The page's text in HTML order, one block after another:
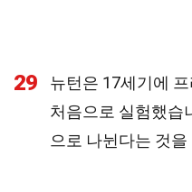
29
뉴턴은 17세기에
처음으로 실험했습
으로 나뉜다는 것